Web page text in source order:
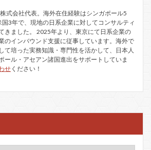
株式会社代表。海外在住経験はシンガポール5
3年で、現地の日系企業に対してコンサルティ
きました。 2025年より、東京にて日系企業の
のインバウンド支援に従事しています。海外で
て培った実務知識・専門性を活かして、日本人
ール・アセアン諸国進出をサポートしていま
せ ください！